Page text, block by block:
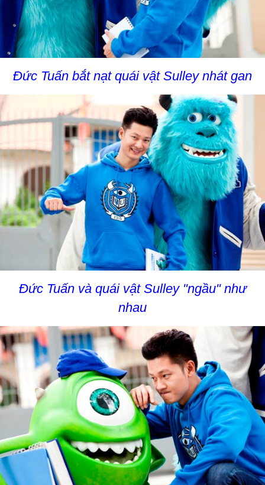
Đức Tuấn bắt nạt quái vật Sulley nhát gan
Đức Tuấn và quái vật Sulley "ngầu" như
nhau